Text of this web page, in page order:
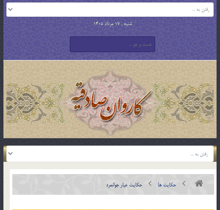
شنبه , 17 مرداد 1405
حکایت ها حکایت عیار جوانمرد